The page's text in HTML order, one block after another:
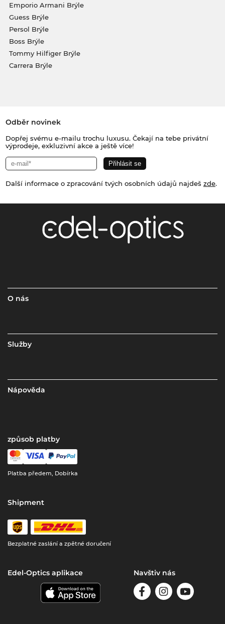
Emporio Armani Brýle
Guess Brýle
Persol Brýle
Boss Brýle
Tommy Hilfiger Brýle
Carrera Brýle
Odběr novinek
Dopřej svému e-mailu trochu luxusu. Čekají na tebe privátní
výprodeje, exkluzivní akce a ještě více!
Další informace o zpracování tvých osobních údajů najdeš zde.
O nás
Služby
Nápověda
způsob platby
Platba předem, Dobírka
Shipment
Bezplatné zaslání a zpětné doručení
Edel-Optics aplikace Navštiv nás